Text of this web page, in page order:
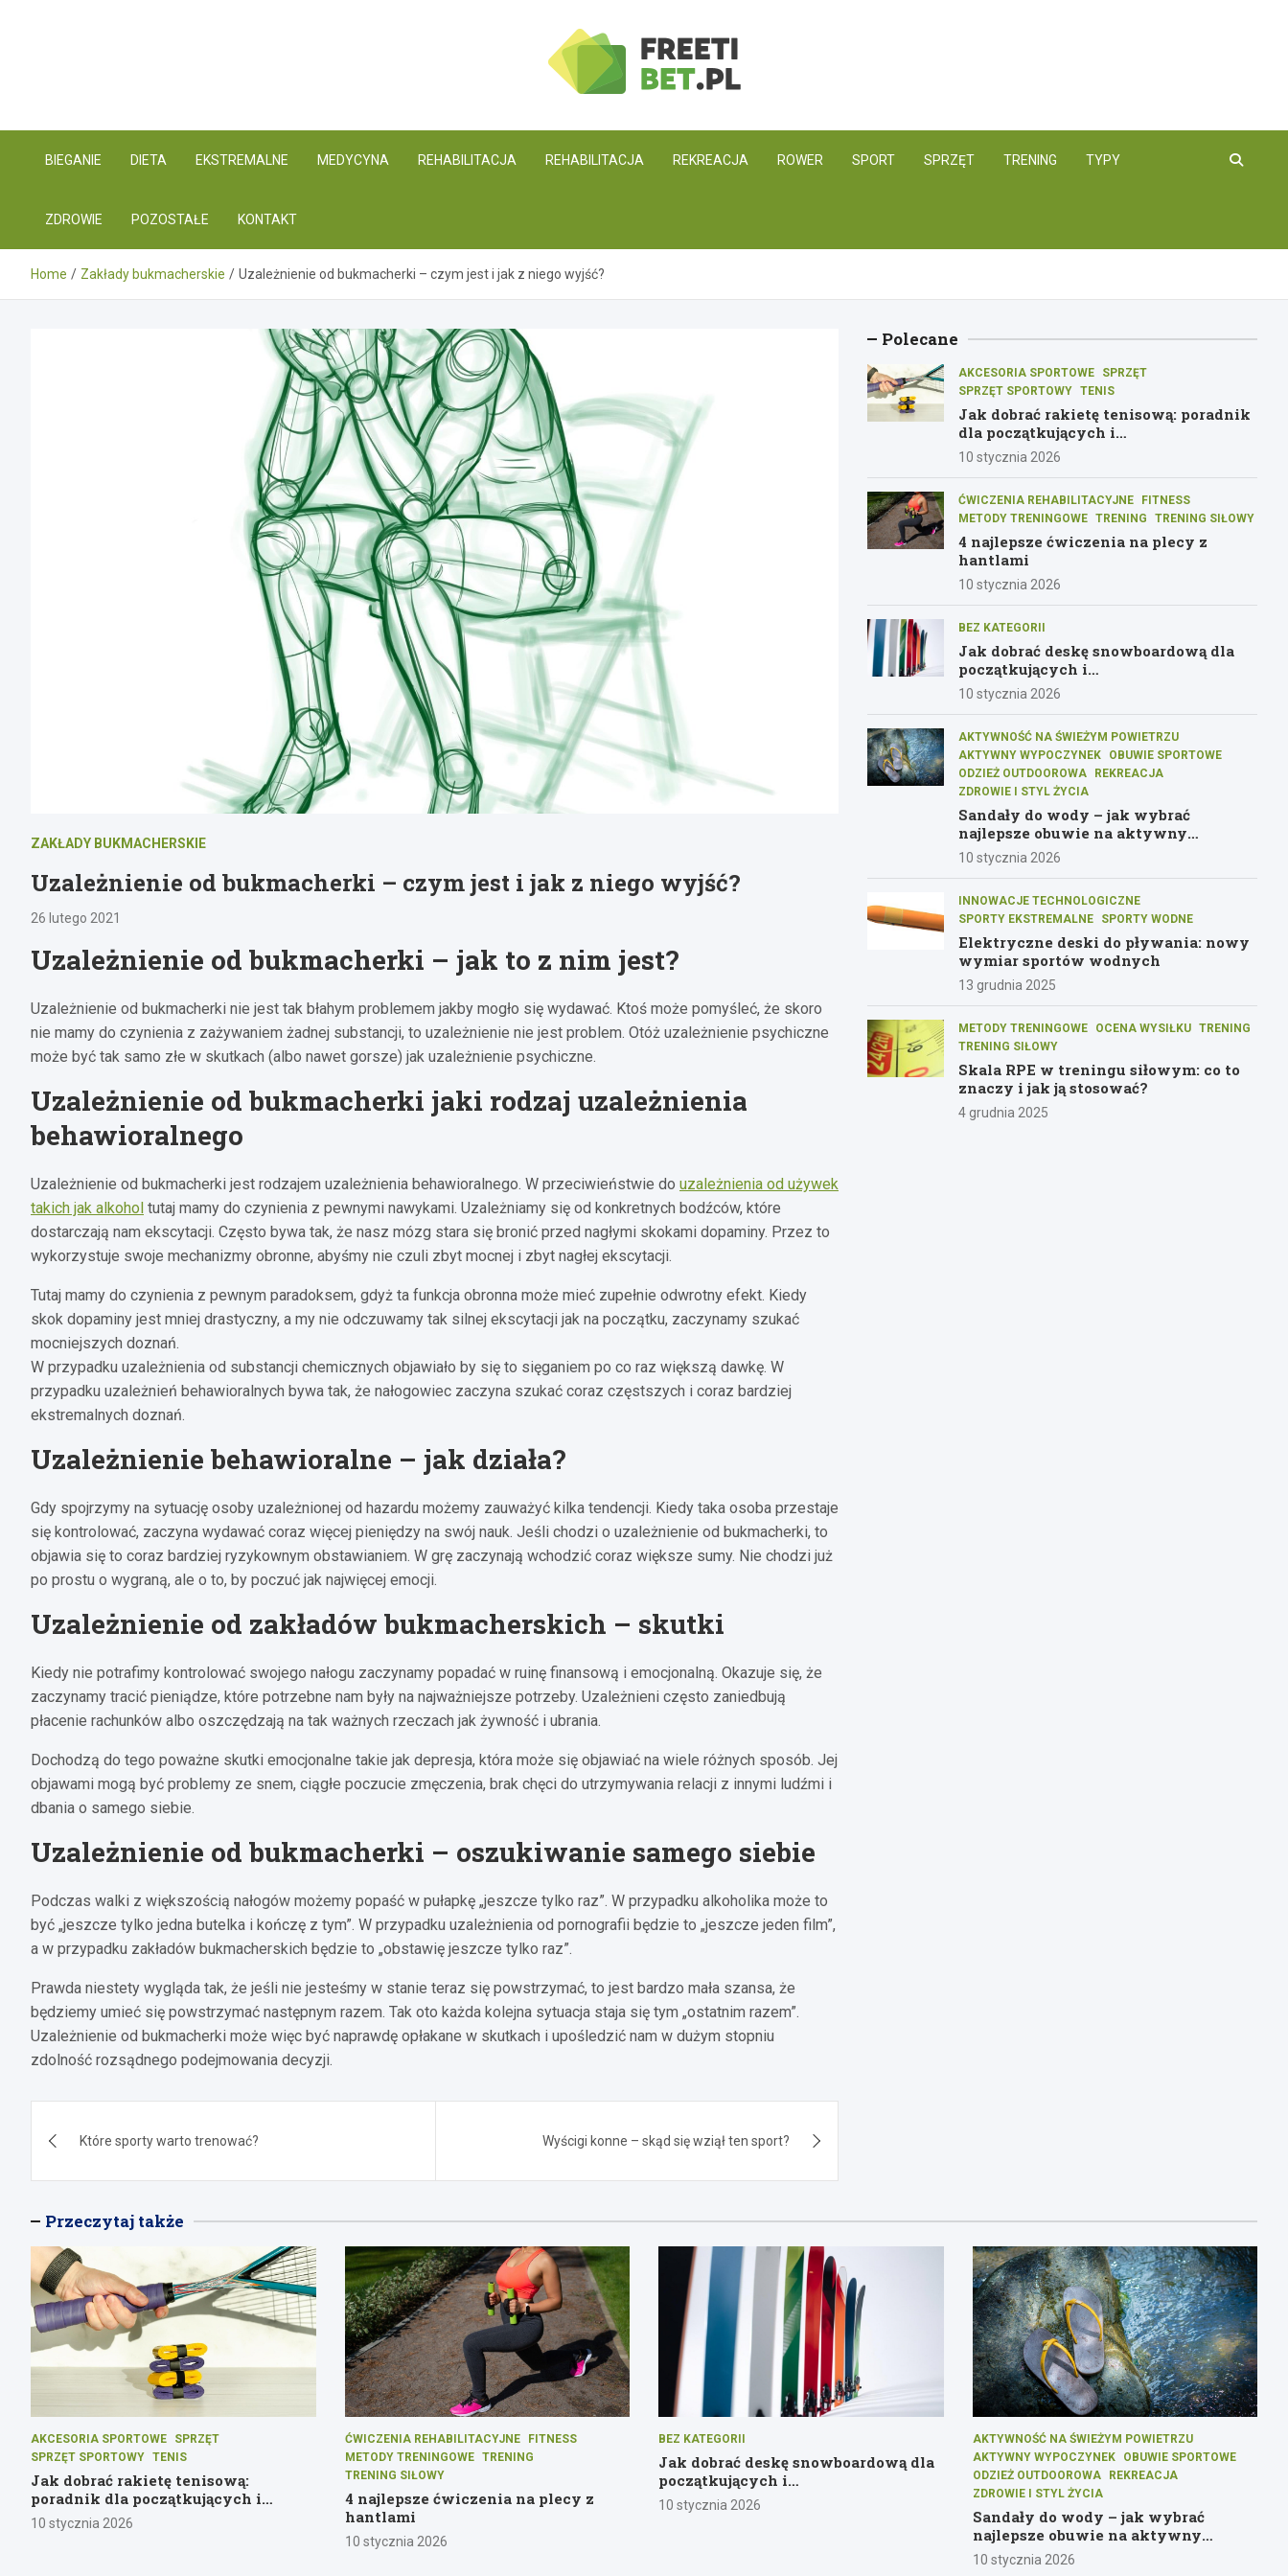
Freetibet.pl
BIEGANIE DIETA EKSTREMALNE MEDYCYNA REHABILITACJA REHABILITACJA REKREACJA ROWER SPORT SPRZĘT TRENING TYPY
ZDROWIE POZOSTAŁE KONTAKT
Home Zakłady bukmacherskie Uzależnienie od bukmacherki – czym jest i jak z niego wyjść?
ZAKŁADY BUKMACHERSKIE
Uzależnienie od bukmacherki – czym jest i jak z niego wyjść?
26 lutego 2021
Uzależnienie od bukmacherki – jak to z nim jest?
Uzależnienie od bukmacherki nie jest tak błahym problemem jakby mogło się wydawać. Ktoś może pomyśleć, że skoro
nie mamy do czynienia z zażywaniem żadnej substancji, to uzależnienie nie jest problem. Otóż uzależnienie psychiczne
może być tak samo złe w skutkach (albo nawet gorsze) jak uzależnienie psychiczne.
Uzależnienie od bukmacherki jaki rodzaj uzależnienia
behawioralnego
Uzależnienie od bukmacherki jest rodzajem uzależnienia behawioralnego. W przeciwieństwie do uzależnienia od używek
takich jak alkohol tutaj mamy do czynienia z pewnymi nawykami. Uzależniamy się od konkretnych bodźców, które
dostarczają nam ekscytacji. Często bywa tak, że nasz mózg stara się bronić przed nagłymi skokami dopaminy. Przez to
wykorzystuje swoje mechanizmy obronne, abyśmy nie czuli zbyt mocnej i zbyt nagłej ekscytacji.
Tutaj mamy do czynienia z pewnym paradoksem, gdyż ta funkcja obronna może mieć zupełnie odwrotny efekt. Kiedy
skok dopaminy jest mniej drastyczny, a my nie odczuwamy tak silnej ekscytacji jak na początku, zaczynamy szukać
mocniejszych doznań.
W przypadku uzależnienia od substancji chemicznych objawiało by się to sięganiem po co raz większą dawkę. W
przypadku uzależnień behawioralnych bywa tak, że nałogowiec zaczyna szukać coraz częstszych i coraz bardziej
ekstremalnych doznań.
Uzależnienie behawioralne – jak działa?
Gdy spojrzymy na sytuację osoby uzależnionej od hazardu możemy zauważyć kilka tendencji. Kiedy taka osoba przestaje
się kontrolować, zaczyna wydawać coraz więcej pieniędzy na swój nauk. Jeśli chodzi o uzależnienie od bukmacherki, to
objawia się to coraz bardziej ryzykownym obstawianiem. W grę zaczynają wchodzić coraz większe sumy. Nie chodzi już
po prostu o wygraną, ale o to, by poczuć jak najwięcej emocji.
Uzależnienie od zakładów bukmacherskich – skutki
Kiedy nie potrafimy kontrolować swojego nałogu zaczynamy popadać w ruinę finansową i emocjonalną. Okazuje się, że
zaczynamy tracić pieniądze, które potrzebne nam były na najważniejsze potrzeby. Uzależnieni często zaniedbują
płacenie rachunków albo oszczędzają na tak ważnych rzeczach jak żywność i ubrania.
Dochodzą do tego poważne skutki emocjonalne takie jak depresja, która może się objawiać na wiele różnych sposób. Jej
objawami mogą być problemy ze snem, ciągłe poczucie zmęczenia, brak chęci do utrzymywania relacji z innymi ludźmi i
dbania o samego siebie.
Uzależnienie od bukmacherki – oszukiwanie samego siebie
Podczas walki z większością nałogów możemy popaść w pułapkę „jeszcze tylko raz”. W przypadku alkoholika może to
być „jeszcze tylko jedna butelka i kończę z tym”. W przypadku uzależnienia od pornografii będzie to „jeszcze jeden film”,
a w przypadku zakładów bukmacherskich będzie to „obstawię jeszcze tylko raz”.
Prawda niestety wygląda tak, że jeśli nie jesteśmy w stanie teraz się powstrzymać, to jest bardzo mała szansa, że
będziemy umieć się powstrzymać następnym razem. Tak oto każda kolejna sytuacja staja się tym „ostatnim razem”.
Uzależnienie od bukmacherki może więc być naprawdę opłakane w skutkach i upośledzić nam w dużym stopniu
zdolność rozsądnego podejmowania decyzji.
wpisu
Które sporty warto trenować? Wyścigi konne – skąd się wziął ten sport?
Polecane
AKCESORIA SPORTOWE
SPRZĘT
SPRZĘT SPORTOWY TENIS
Jak dobrać rakietę tenisową: poradnik
dla początkujących i
średniozaawansowanych graczy
10 stycznia 2026
ĆWICZENIA REHABILITACYJNE
FITNESS
METODY TRENINGOWE TRENING TRENING SIŁOWY
4 najlepsze ćwiczenia na plecy z
hantlami
10 stycznia 2026
BEZ KATEGORII
Jak dobrać deskę snowboardową dla
początkujących i
średniozaawansowanych
10 stycznia 2026
AKTYWNOŚĆ NA ŚWIEŻYM POWIETRZU
AKTYWNY WYPOCZYNEK
OBUWIE SPORTOWE
ODZIEŻ OUTDOOROWA
REKREACJA
ZDROWIE I STYL ŻYCIA
Sandały do wody – jak wybrać
najlepsze obuwie na aktywny
wypoczynek
10 stycznia 2026
INNOWACJE TECHNOLOGICZNE
SPORTY EKSTREMALNE
SPORTY WODNE
Elektryczne deski do pływania: nowy
wymiar sportów wodnych
13 grudnia 2025
METODY TRENINGOWE OCENA WYSIŁKU TRENING
TRENING SIŁOWY
Skala RPE w treningu siłowym: co to
znaczy i jak ją stosować?
4 grudnia 2025
Przeczytaj także
AKCESORIA SPORTOWE
SPRZĘT
SPRZĘT SPORTOWY TENIS
Jak dobrać rakietę tenisową:
poradnik dla początkujących i
średniozaawansowanych graczy
10 stycznia 2026
ĆWICZENIA REHABILITACYJNE
FITNESS
METODY TRENINGOWE
TRENING
TRENING SIŁOWY
4 najlepsze ćwiczenia na plecy z
hantlami
10 stycznia 2026
BEZ KATEGORII
Jak dobrać deskę snowboardową dla
początkujących i
średniozaawansowanych
10 stycznia 2026
AKTYWNOŚĆ NA ŚWIEŻYM POWIETRZU
AKTYWNY WYPOCZYNEK
OBUWIE SPORTOWE
ODZIEŻ OUTDOOROWA
REKREACJA
ZDROWIE I STYL ŻYCIA
Sandały do wody – jak wybrać
najlepsze obuwie na aktywny
wypoczynek
10 stycznia 2026